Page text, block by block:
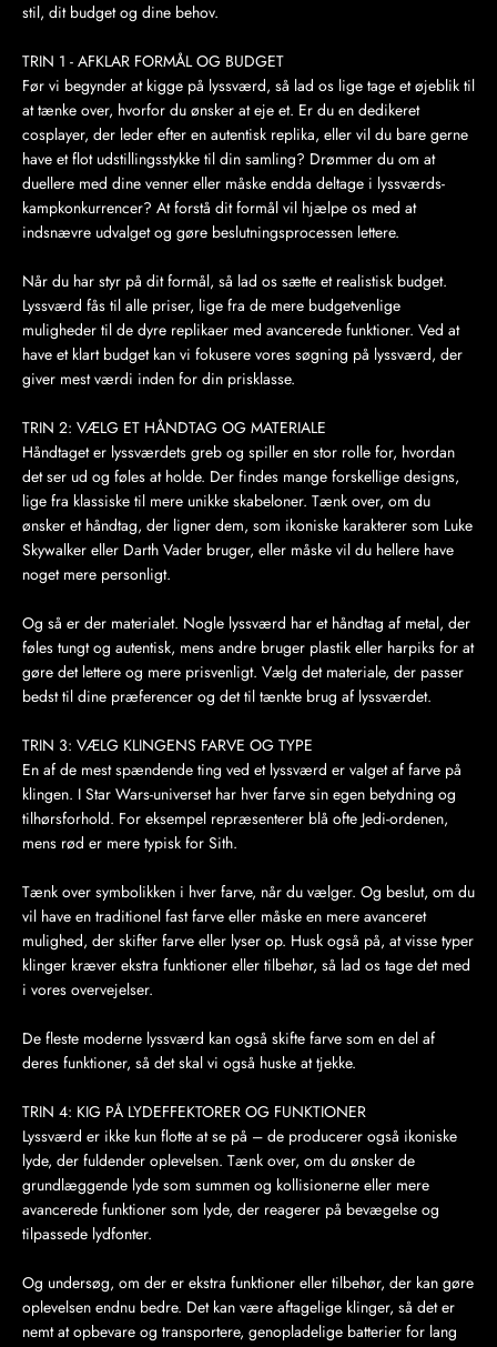
stil, dit budget og dine behov.
TRIN 1 - AFKLAR FORMÅL OG BUDGET
Før vi begynder at kigge på lyssværd, så lad os lige tage et øjeblik til
at tænke over, hvorfor du ønsker at eje et. Er du en dedikeret
cosplayer, der leder efter en autentisk replika, eller vil du bare gerne
have et flot udstillingsstykke til din samling? Drømmer du om at
duellere med dine venner eller måske endda deltage i lyssværds-
kampkonkurrencer? At forstå dit formål vil hjælpe os med at
indsnævre udvalget og gøre beslutningsprocessen lettere.
Når du har styr på dit formål, så lad os sætte et realistisk budget.
Lyssværd fås til alle priser, lige fra de mere budgetvenlige
muligheder til de dyre replikaer med avancerede funktioner. Ved at
have et klart budget kan vi fokusere vores søgning på lyssværd, der
giver mest værdi inden for din prisklasse.
TRIN 2: VÆLG ET HÅNDTAG OG MATERIALE
Håndtaget er lyssværdets greb og spiller en stor rolle for, hvordan
det ser ud og føles at holde. Der findes mange forskellige designs,
lige fra klassiske til mere unikke skabeloner. Tænk over, om du
ønsker et håndtag, der ligner dem, som ikoniske karakterer som Luke
Skywalker eller Darth Vader bruger, eller måske vil du hellere have
noget mere personligt.
Og så er der materialet. Nogle lyssværd har et håndtag af metal, der
føles tungt og autentisk, mens andre bruger plastik eller harpiks for at
gøre det lettere og mere prisvenligt. Vælg det materiale, der passer
bedst til dine præferencer og det til tænkte brug af lyssværdet.
TRIN 3: VÆLG KLINGENS FARVE OG TYPE
En af de mest spændende ting ved et lyssværd er valget af farve på
klingen. I Star Wars-universet har hver farve sin egen betydning og
tilhørsforhold. For eksempel repræsenterer blå ofte Jedi-ordenen,
mens rød er mere typisk for Sith.
Tænk over symbolikken i hver farve, når du vælger. Og beslut, om du
vil have en traditionel fast farve eller måske en mere avanceret
mulighed, der skifter farve eller lyser op. Husk også på, at visse typer
klinger kræver ekstra funktioner eller tilbehør, så lad os tage det med
i vores overvejelser.
De fleste moderne lyssværd kan også skifte farve som en del af
deres funktioner, så det skal vi også huske at tjekke.
TRIN 4: KIG PÅ LYDEFFEKTORER OG FUNKTIONER
Lyssværd er ikke kun flotte at se på – de producerer også ikoniske
lyde, der fuldender oplevelsen. Tænk over, om du ønsker de
grundlæggende lyde som summen og kollisionerne eller mere
avancerede funktioner som lyde, der reagerer på bevægelse og
tilpassede lydfonter.
Og undersøg, om der er ekstra funktioner eller tilbehør, der kan gøre
oplevelsen endnu bedre. Det kan være aftagelige klinger, så det er
nemt at opbevare og transportere, genopladelige batterier for lang